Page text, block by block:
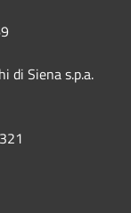
di Siena s.p.a.